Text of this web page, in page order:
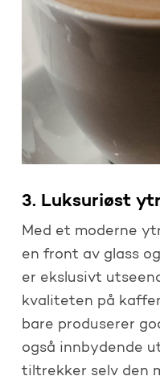
3. Luksuriøst
Med et moderne
en front av glass
er ekslusivt
kvaliteten på
bare produserer
også innbydende
tiltrekker selv den